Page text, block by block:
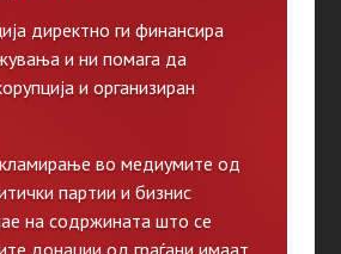
директно ги финансира
и ни помага да
и организиран
во медиумите од
партии и бизнис
на содржината што се